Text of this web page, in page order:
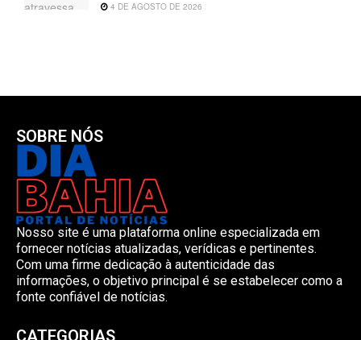
4 DE AGOSTO DE 2026
SOBRE NÓS
Nosso site é uma plataforma online especializada em
fornecer notícias atualizadas, verídicas e pertinentes.
Com uma firme dedicação à autenticidade das
informações, o objetivo principal é se estabelecer como a
fonte confiável de notícias.